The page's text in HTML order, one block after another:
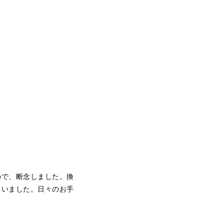
、断念しました。換
ました。日々のお手